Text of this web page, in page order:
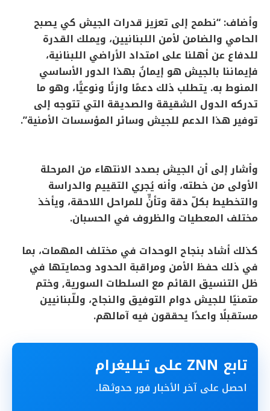
وأضاف: “نطمح إلى تعزيز قدرات الجيش كي يصبح
الحامي والضامن لأمن اللبنانيين، ويملك القدرة
للدفاع عن أهلنا على امتداد الأراضي اللبنانية،
فإيماننا بالجيش هو إيمانٌ بهذا الدور الأساسي
المنوط به. يتطلب ذلك دعمًا وازنًا ونوعيًّا، وهو ما
تدركه الدول الشقيقة والصديقة التي تتوجه إلى
توفير هذا الدعم للجيش وسائر المؤسسات الأمنية”.
وأشار إلى أن الجيش بصدد الانتهاء من المرحلة
الأولى من خطته، وأنه يُجري التقييم والدراسة
والتخطيط بكلّ دقة وتأنٍّ للمراحل اللاحقة، ويأخذ
مختلف المعطيات والظروف في الحسبان.
كذلك أشاد بنجاح الوحدات في مختلف المهمات، بما
في ذلك حفظ الأمن ومراقبة الحدود وحمايتها في
ظل التنسيق القائم مع السلطات السورية, وختم
متمنيًا للجيش دوام التوفيق والنجاح، وللّبنانيين
مستقبلًا واعدًا يحققون فيه آمالهم.
تابع ZNN على تيليغرام
احصل على آخر الأخبار فور حدوثها.